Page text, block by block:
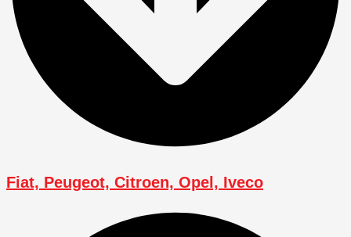
Fiat, Peugeot, Citroen, Opel, Iveco